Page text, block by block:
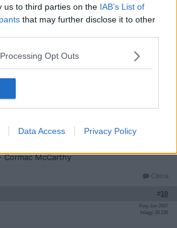
us to third parties on the IAB’s List of
that may further disclose it to other
Opt Outs
Data Access Privacy Policy
Hemmingsson
McCarthy
Citera
#10
Reg: Jun 2007
Inlägg: 28 235